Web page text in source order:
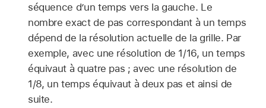
séquence d’un temps vers la gauche. Le
nombre exact de pas correspondant à un temps
dépend de la résolution actuelle de la grille. Par
exemple, avec une résolution de 1/16, un temps
équivaut à quatre pas ; avec une résolution de
1/8, un temps équivaut à deux pas et ainsi de
suite.